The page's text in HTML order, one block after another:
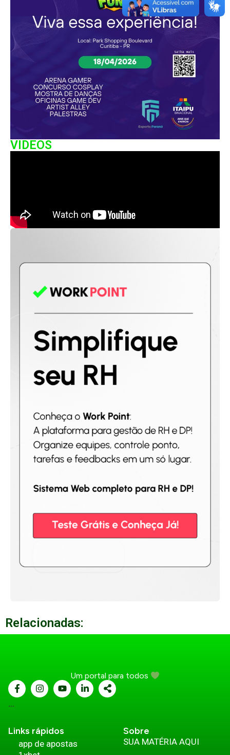
VIDEOS
Relacionadas:
Um portal para todos
...
Links rápidos
app de apostas
Sobre
SUA MATÉRIA AQUI